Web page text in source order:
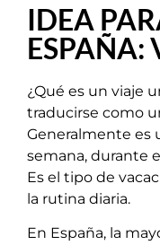
IDEA
ESPAÑA:
¿Qué es un viaje
traducirse como
Generalmente es
semana, durante
Es el tipo de
la rutina diaria.
En España, la